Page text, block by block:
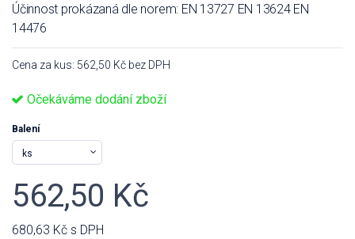
Účinnost prokázaná dle norem: EN 13727 EN 13624 EN
14476
Cena za kus: 562,50 Kč bez DPH
Očekáváme dodání zboží
Balení
562,50 Kč
680,63 Kč s DPH